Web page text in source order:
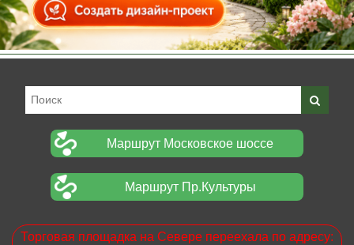
Маршрут Московское шоссе
Маршрут Пр.Культуры
Торговая площадка на Севере переехала по адресу: